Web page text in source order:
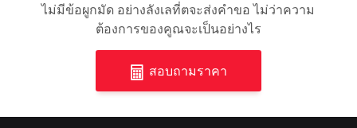
ไม่มีข้อผูกมัด อย่างลังเลที่ตจะส่งคำขอ ไม่ว่าความ
ต้องการของคูณจะเป็นอย่างไร
สอบถามราคา